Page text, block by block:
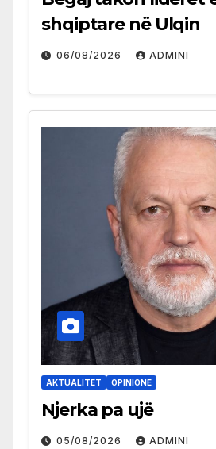
shqiptare në Ulqin
06/08/2026 ADMINI
AKTUALITET OPINIONE
Njerka pa ujë
05/08/2026 ADMINI